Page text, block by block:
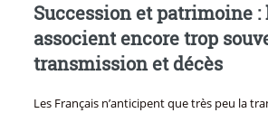
Succession et patrimoine :
associent encore trop
transmission et décès
Les Français n’anticipent que très peu la